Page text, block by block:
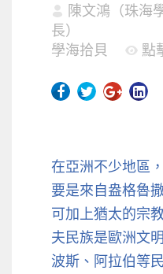
陳文鴻（珠海
長）
學海拾貝
點
在亞洲不少地區
要是來自盎格魯
可加上猶太的宗
夫民族是歐洲文
波斯、阿拉伯等